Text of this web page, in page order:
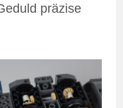
präzise